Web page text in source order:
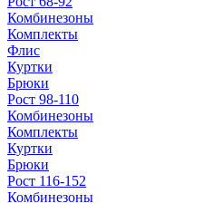
Комбинезоны
Комплекты
Флис
Куртки
Брюки
Рост 98-110
Комбинезоны
Комплекты
Куртки
Брюки
Рост 116-152
Комбинезоны